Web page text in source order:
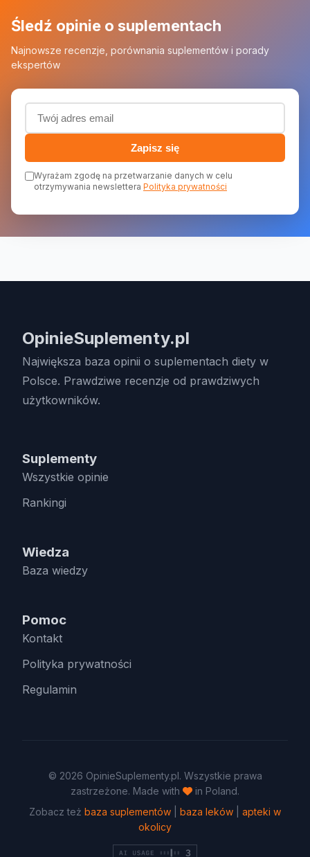
Śledź opinie o suplementach
Najnowsze recenzje, porównania suplementów i porady
ekspertów
Adres email (wymagany)
Zapisz się
Wyrażam zgodę na przetwarzanie danych w celu
otrzymywania newslettera Polityka prywatności
OpinieSuplementy.pl
Największa baza opinii o suplementach diety w
Polsce. Prawdziwe recenzje od prawdziwych
użytkowników.
Suplementy
Wszystkie opinie
Rankingi
Wiedza
Baza wiedzy
Pomoc
Kontakt
Polityka prywatności
Regulamin
© 2026 OpinieSuplementy.pl. Wszystkie prawa
zastrzeżone. Made with
in Poland.
Zobacz też baza suplementów baza leków
apteki w
okolicy